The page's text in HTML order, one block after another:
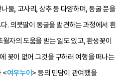
물, 고사리, 상추 등 다양하며, 동굴 문을
. 의붓딸이 동굴을 발견하는 과정에서 흰
자의 도움을 받는 일도 있고, 환생꽃이
꽃이 없어 그것을 구하러 여행을 떠나는
<여우누이 > 등의 민담이 관여했을